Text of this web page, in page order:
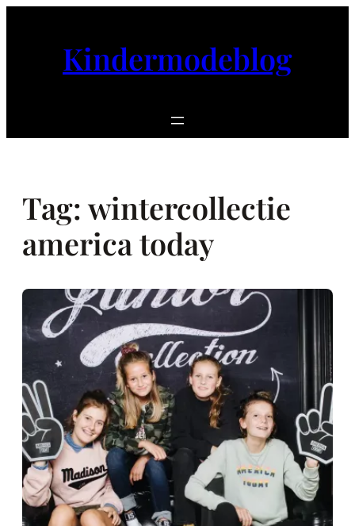
Kindermodeblog
Tag: wintercollectie
america today